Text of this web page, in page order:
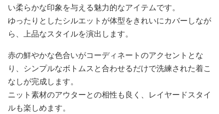
い柔らかな印象を与える魅力的なアイテムです。
ゆったりとしたシルエットが体型をきれいにカバーしなが
ら、上品なスタイルを演出します。
赤の鮮やかな色合いがコーディネートのアクセントとな
り、シンプルなボトムスと合わせるだけで洗練された着こ
なしが完成します。
ニット素材のアウターとの相性も良く、レイヤードスタイ
ルも楽しめます。